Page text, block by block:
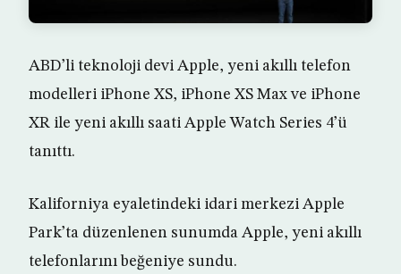
ABD’li teknoloji devi Apple, yeni akıllı telefon
modelleri iPhone XS, iPhone XS Max ve iPhone
XR ile yeni akıllı saati Apple Watch Series 4’ü
tanıttı.
Kaliforniya eyaletindeki idari merkezi Apple
Park’ta düzenlenen sunumda Apple, yeni akıllı
telefonlarını beğeniye sundu.